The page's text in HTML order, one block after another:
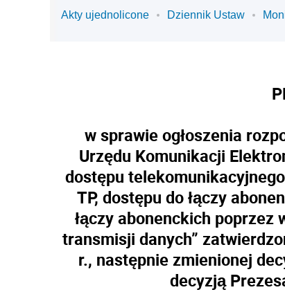
Akty ujednolicone Dziennik Ustaw
w sprawie ogłoszenia
Urzędu Komunikacji
dostępu
TP, dostępu do łączy
łączy abonenckich poprzez
transmisji danych”
r., następnie zmienionej
decyzją